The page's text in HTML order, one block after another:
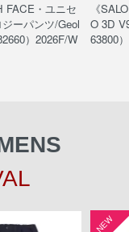
FACE・ユニセ
ーパンツ/Geol
）2026F/W
《
O 3D
63800
NEW